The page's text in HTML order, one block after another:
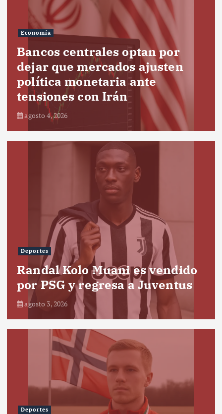
Economía
Bancos centrales optan por
dejar que mercados ajusten
política monetaria ante
tensiones con Irán
agosto 4, 2026
Deportes
Randal Kolo Muani es vendido
por PSG y regresa a Juventus
agosto 3, 2026
Deportes